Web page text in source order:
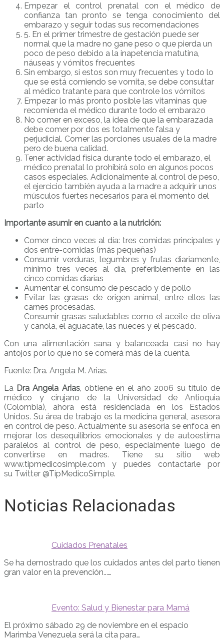
Empezar el control prenatal con el médico de
confianza tan pronto se tenga conocimiento del
embarazo y seguir todas sus recomendaciones
5. En el primer trimestre de gestación puede ser
normal que la madre no gane peso o que pierda un
poco de peso debido a la inapetencia matutina,
náuseas y vómitos frecuentes
Sin embargo, si estos son muy frecuentes y todo lo
que se está comiendo se vomita, se debe consultar
al médico tratante para que controle los vómitos
Empezar lo más pronto posible las vitaminas que
recomienda el médico durante todo el embarazo
No comer en exceso, la idea de que la embarazada
debe comer por dos es totalmente falsa y
perjudicial. Comer las porciones usuales de la madre
pero de buena calidad.
Tener actividad física durante todo el embarazo, el
médico prenatal lo prohibirá solo en algunos pocos
casos especiales. Adicionalmente al control de peso,
el ejercicio también ayuda a la madre a adquirir unos
músculos fuertes necesarios para el momento del
parto
Importante asumir en cuanto a la nutrición:
Comer cinco veces al día: tres comidas principales y
dos entre-comidas (más pequeñas)
Consumir verduras, legumbres y frutas diariamente,
mínimo tres veces al día, preferiblemente en las
cinco comidas diarias
Aumentar el consumo de pescado y de pollo
Evitar las grasas de origen animal, entre ellos las
carnes procesadas.
Consumir grasas saludables como el aceite de oliva
y canola, el aguacate, las nueces y el pescado.
Con una alimentación sana y balanceada casi no hay
antojos por lo que no se comerá más de la cuenta.
Fuente: Dra. Angela M. Arias.
La Dra Angela Arias, obtiene en el año 2006 su título de
médico y cirujano de la Universidad de Antioquia
(Colombia), ahora está residenciada en los Estados
Unidos. Su área de trabajo es la medicina general, asesora
en control de peso. Actualmente su asesoría se enfoca en
mejorar los desequilibrios emocionales y de autoestima
paralelos al control de peso, especialmente luego de
convertirse en madres. Tiene su sitio web
www.tipmedicosimple.com y puedes contactarle por
su Twitter @TipMedicoSimple.
Noticias Relacionadas
Cuidados Prenatales
Se ha demostrado que los cuidados antes del parto tienen
gran valor en la prevención...…
Evento: Salud y Bienestar para Mamá
El próximo sábado 29 de noviembre en el espacio
Marimba Venezuela será la cita para…